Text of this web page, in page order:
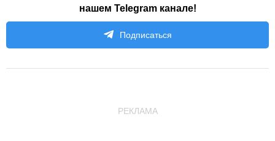
нашем Telegram канале!
Подписаться
РЕКЛАМА